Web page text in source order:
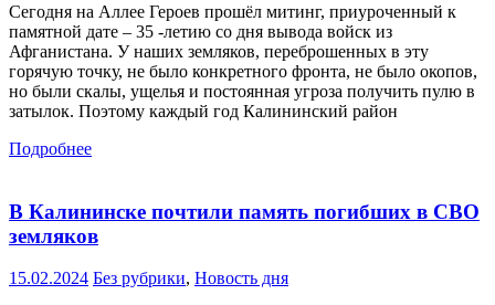
Сегодня на Аллее Героев прошёл митинг, приуроченный к
памятной дате – 35 -летию со дня вывода войск из
Афганистана. У наших земляков, переброшенных в эту
горячую точку, не было конкретного фронта, не было окопов,
но были скалы, ущелья и постоянная угроза получить пулю в
затылок. Поэтому каждый год Калининский район
Подробнее
В Калининске почтили память погибших в СВО
земляков
15.02.2024 Без рубрики, Новость дня